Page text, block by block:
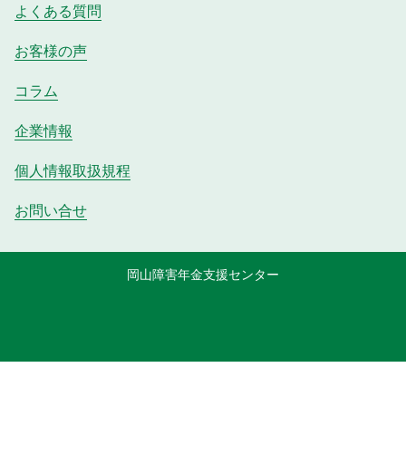
よくある質問
お客様の声
コラム
企業情報
個人情報取扱規程
お問い合せ
岡山障害年金支援センター